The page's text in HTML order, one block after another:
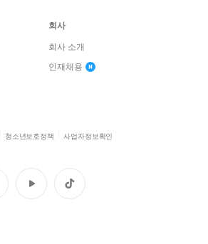
회사
회사 소개
인재채용
청소년보호정책 사업자정보확인
유
튜
틱
톡